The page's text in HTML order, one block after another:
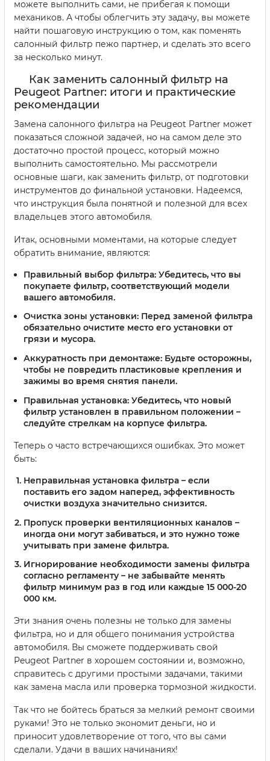
можете выполнить сами, не прибегая к помощи
механиков. А чтобы облегчить эту задачу, вы можете
найти пошаговую инструкцию о том, как поменять
салонный фильтр пежо партнер, и сделать это всего
за несколько минут.
Как заменить салонный фильтр на
Peugeot Partner: итоги и практические
рекомендации
Замена салонного фильтра на Peugeot Partner может
показаться сложной задачей, но на самом деле это
достаточно простой процесс, который можно
выполнить самостоятельно. Мы рассмотрели
основные шаги, как заменить фильтр, от подготовки
инструментов до финальной установки. Надеемся,
что инструкция была понятной и полезной для всех
владельцев этого автомобиля.
Итак, основными моментами, на которые следует
обратить внимание, являются:
Правильный выбор фильтра: Убедитесь, что вы
покупаете фильтр, соответствующий модели
вашего автомобиля.
Очистка зоны установки: Перед заменой фильтра
обязательно очистите место его установки от
грязи и мусора.
Аккуратность при демонтаже: Будьте осторожны,
чтобы не повредить пластиковые крепления и
зажимы во время снятия панели.
Правильная установка: Убедитесь, что новый
фильтр установлен в правильном положении –
следуйте стрелкам на корпусе фильтра.
Теперь о часто встречающихся ошибках. Это может
быть:
Неправильная установка фильтра – если
поставить его задом наперед, эффективность
очистки воздуха значительно снизится.
Пропуск проверки вентиляционных каналов –
иногда они могут забиваться, и это нужно тоже
учитывать при замене фильтра.
Игнорирование необходимости замены фильтра
согласно регламенту – не забывайте менять
фильтр минимум раз в год или каждые 15 000-20
000 км.
Эти знания очень полезны не только для замены
фильтра, но и для общего понимания устройства
автомобиля. Вы сможете поддерживать свой
Peugeot Partner в хорошем состоянии и, возможно,
справитесь с другими простыми задачами, такими
как замена масла или проверка тормозной жидкости.
Так что не бойтесь браться за мелкий ремонт своими
руками! Это не только экономит деньги, но и
приносит удовлетворение от того, что вы сами
сделали. Удачи в ваших начинаниях!